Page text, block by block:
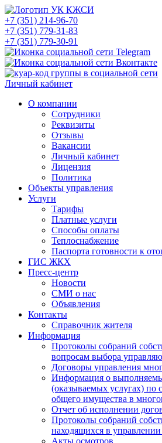
+7 (351) 214-96-70
+7 (351) 779-31-83
+7 (351) 779-30-91
Личный кабинет
О компании
Сотрудники
Реквизиты
Отзывы
Вакансии
Личный кабинет
Лицензия
Политика
Объекты управления
Услуги
Тарифы
Платные услуги
Способы оплаты
Теплоснабжение
Паспорта готовности к
ГИС ЖКХ
Пресс-центр
Новости
СМИ о нас
Объявления
Контакты
Справочник жителя
Информация
Протоколы собраний
вопросам выбора
Договоры управления
Информация о
(оказываемых услугах)
общего имущества в
Отчет об исполнении
Протоколы собраний
находящихся в
Акты осмотров